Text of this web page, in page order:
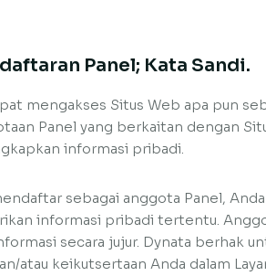
Panel; Kata Sandi.
mengakses Situs Web apa pun
Panel yang berkaitan dengan
informasi pribadi.
sebagai anggota Panel,
informasi pribadi tertentu.
secara jujur. Dynata berhak
atau keikutsertaan Anda dalam